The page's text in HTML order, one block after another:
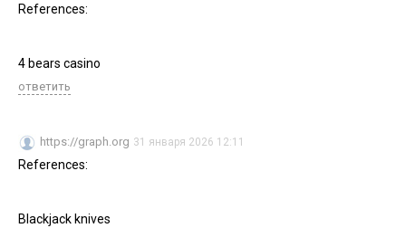
References:
4 bears casino
ответить
https://graph.org 31 января 2026 12:11
References:
Blackjack knives